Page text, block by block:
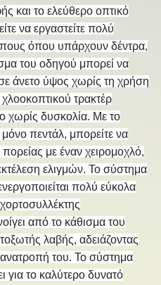
και το ελεύθερο οπτικό
να εργαστείτε πολύ
όπου υπάρχουν δέντρα,
του οδηγού μπορεί να
σε άνετο ύψος χωρίς τη χρήση
τρακτέρ
χωρίς δυσκολία. Με το
πεντάλ, μπορείτε να
με έναν χειρομοχλό,
ελιγμών. Το σύστημα
πολύ εύκολα
από το κάθισμα του
λαβής, αδειάζοντας
του. Το σύστημα
για το καλύτερο δυνατό